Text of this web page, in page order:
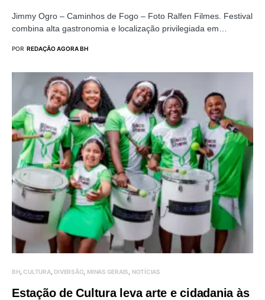
Jimmy Ogro – Caminhos de Fogo – Foto Ralfen Filmes. Festival
combina alta gastronomia e localização privilegiada em…
POR REDAÇÃO AGORA BH
BH CULTURA DIVERSÃO MINAS GERAIS NOTÍCIAS
Estação de Cultura leva arte e cidadania às